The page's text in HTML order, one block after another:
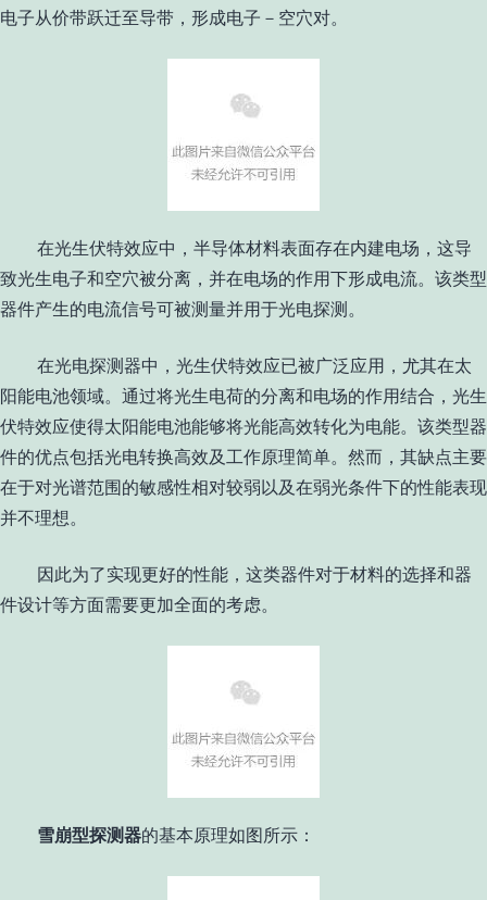
电子从价带跃迁至导带，形成电子－空穴对。
在光生伏特效应中，半导体材料表面存在内建电场，这导
致光生电子和空穴被分离，并在电场的作用下形成电流。该类型
器件产生的电流信号可被测量并用于光电探测。
在光电探测器中，光生伏特效应已被广泛应用，尤其在太
阳能电池领域。通过将光生电荷的分离和电场的作用结合，光生
伏特效应使得太阳能电池能够将光能高效转化为电能。该类型器
件的优点包括光电转换高效及工作原理简单。然而，其缺点主要
在于对光谱范围的敏感性相对较弱以及在弱光条件下的性能表现
并不理想。
因此为了实现更好的性能，这类器件对于材料的选择和器
件设计等方面需要更加全面的考虑。
雪崩型探测器的基本原理如图所示：